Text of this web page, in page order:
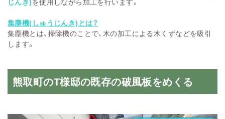
集塵機(しゅうじんき)とは？
集塵機とは、掃除機のことで、木の加工による木くずなどを吸引
します。
熊取町のT様邸の既存の破風板をめくる